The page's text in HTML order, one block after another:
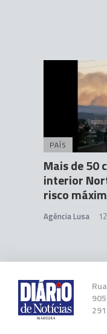
PAÍS
Mais de 50
interior
risco
Agência Lusa